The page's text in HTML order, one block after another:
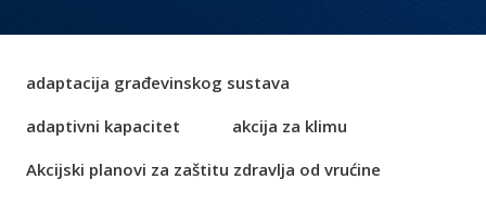
adaptacija građevinskog sustava
adaptivni kapacitet
akcija za klimu
Akcijski planovi za zaštitu zdravlja od vrućine